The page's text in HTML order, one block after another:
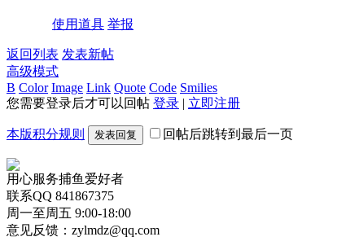
使用道具 举报
返回列表 发表新帖
高级模式
B Color Image Link Quote Code Smilies
您需要登录后才可以回帖 登录 | 立即注册
本版积分规则 发表回复 回帖后跳转到最后一页
用心服务捕鱼爱好者
联系QQ 841867375
周一至周五 9:00-18:00
意见反馈：zylmdz@qq.com